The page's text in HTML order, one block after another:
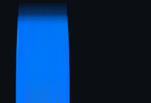
Top Tire
UX Dizajn
24/7
Analytika